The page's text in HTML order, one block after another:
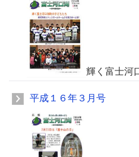
輝く富士河
平成１６年３月号